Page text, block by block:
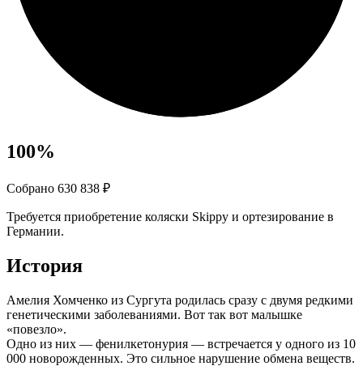
100%
Собрано 630 838 ₽
Требуется приобретение коляски Skippy и ортезирование в
Германии.
История
Амелия Хомченко из Сургута родилась сразу с двумя редкими
генетическими заболеваниями. Вот так вот малышке
«повезло».
Одно из них — фенилкетонурия — встречается у одного из 10
000 новорожденных. Это сильное нарушение обмена веществ.